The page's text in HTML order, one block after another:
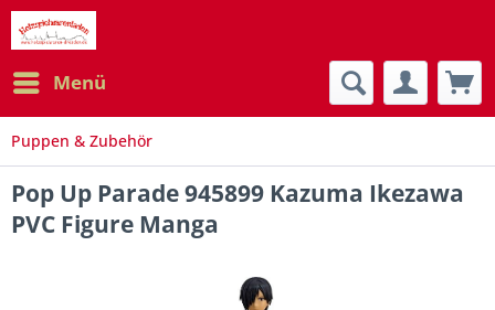
Menü
Puppen & Zubehör
Pop Up Parade 945899 Kazuma Ikezawa
PVC Figure Manga